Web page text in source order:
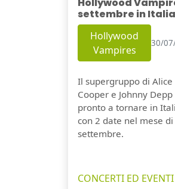
Hollywood
settembre in Italia
Hollywood
Vampires
30/
Il supergruppo di Alice
Cooper e Johnny Depp
pronto a tornare in
con 2 date nel mese di
settembre.
CONCERTI ED EVENTI